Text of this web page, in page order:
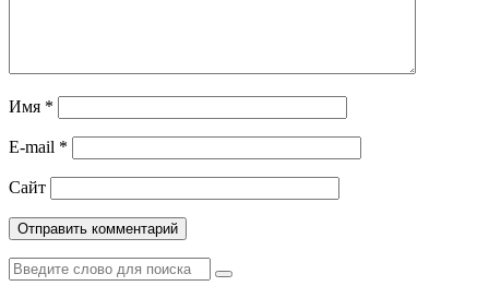
Имя *
E-mail *
Сайт